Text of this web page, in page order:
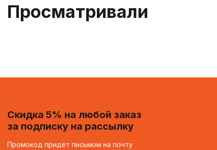
Просматривали
Скидка 5% на любой заказ
за подписку на рассылку
Промокод придёт письмом на почту